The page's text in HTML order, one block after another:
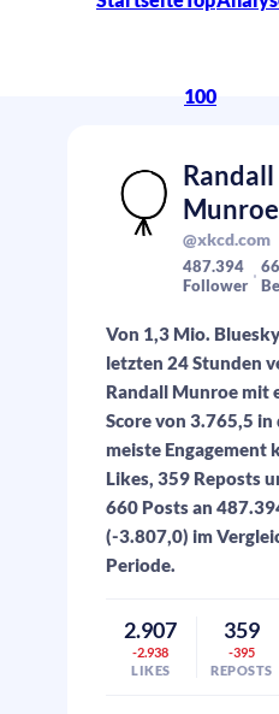
100
Randall
Munroe
@xkcd.com
487.394
Follower
Von 1,3 Mio.
letzten 24 Stunden
Randall Munroe mit
Score von 3.765,5 in
meiste Engagement
Likes, 359 Reposts
660 Posts an
(-3.807,0) im
Periode.
2.907
-2.938
LIKES
359
-395
REPOSTS